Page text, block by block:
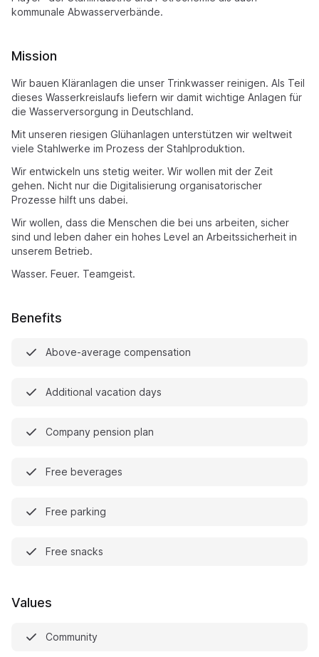
kommunale Abwasserverbände.
Mission
Wir bauen Kläranlagen die unser Trinkwasser reinigen. Als Teil
dieses Wasserkreislaufs liefern wir damit wichtige Anlagen für
die Wasserversorgung in Deutschland.
Mit unseren riesigen Glühanlagen unterstützen wir weltweit
viele Stahlwerke im Prozess der Stahlproduktion.
Wir entwickeln uns stetig weiter. Wir wollen mit der Zeit
gehen. Nicht nur die Digitalisierung organisatorischer
Prozesse hilft uns dabei.
Wir wollen, dass die Menschen die bei uns arbeiten, sicher
sind und leben daher ein hohes Level an Arbeitssicherheit in
unserem Betrieb.
Wasser. Feuer. Teamgeist.
Benefits
Above-average compensation
Additional vacation days
Company pension plan
Free beverages
Free parking
Free snacks
Values
Community